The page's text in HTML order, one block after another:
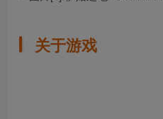
关于游戏